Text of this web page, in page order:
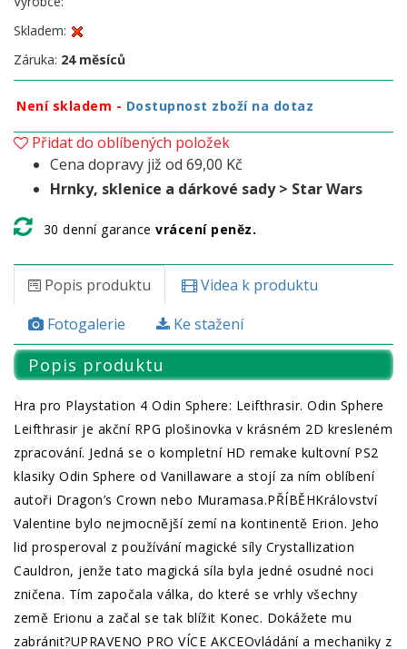
Skladem:
Záruka: 24 měsíců
Není skladem - Dostupnost zboží na dotaz
Přidat do oblíbených položek
Cena dopravy již od 69,00 Kč
Hrnky, sklenice a dárkové sady > Star Wars
30 denní garance vrácení peněz.
Popis produktu
Videa k produktu
Fotogalerie
Ke stažení
Popis produktu
Hra pro Playstation 4 Odin Sphere: Leifthrasir. Odin Sphere
Leifthrasir je akční RPG plošinovka v krásném 2D kresleném
zpracování. Jedná se o kompletní HD remake kultovní PS2
klasiky Odin Sphere od Vanillaware a stojí za ním oblíbení
autoři Dragon’s Crown nebo Muramasa.PŘÍBĚHKrálovství
Valentine bylo nejmocnější zemí na kontinentě Erion. Jeho
lid prosperoval z používání magické síly Crystallization
Cauldron, jenže tato magická síla byla jedné osudné noci
zničena. Tím započala válka, do které se vrhly všechny
země Erionu a začal se tak blížit Konec. Dokážete mu
zabránit?UPRAVENO PRO VÍCE AKCEOvládání a mechaniky z